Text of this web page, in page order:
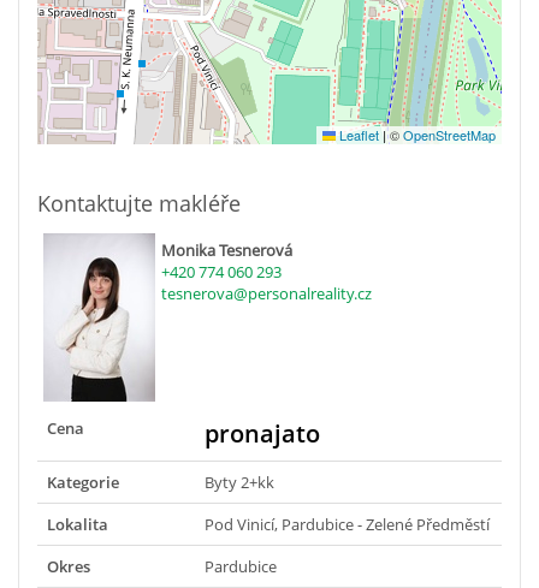
Leaflet|©OpenStreetMap
Kontaktujte makléře
Monika Tesnerová
+420 774 060 293
tesnerova@personalreality.cz
Cena pronajato
Kategorie
Byty 2+kk
Lokalita
Pod Vinicí, Pardubice - Zelené Předměstí
Okres
Pardubice